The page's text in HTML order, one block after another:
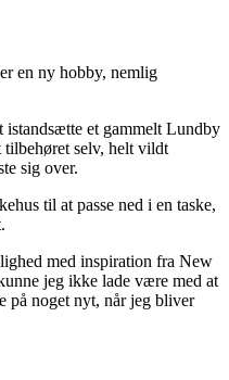
en ny hobby, nemlig
istandsætte et gammelt Lundby
selv, helt vildt
sig over.
til at passe ned i en taske,
med inspiration fra New
jeg ikke lade være med at
på noget nyt, når jeg bliver